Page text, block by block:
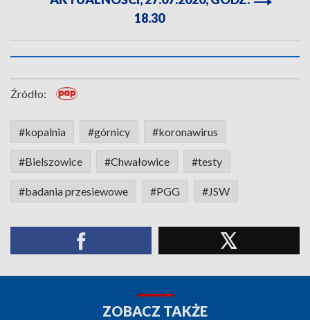
18.30
Źródło:
#kopalnia #górnicy #koronawirus
#Bielszowice #Chwałowice #testy
#badania przesiewowe #PGG #JSW
ZOBACZ TAKŻE